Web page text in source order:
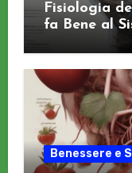
Fisiologia
fa Bene al
Benessere e